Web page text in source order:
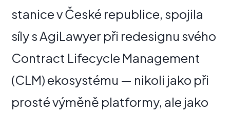
stanice v České republice, spojila
síly s AgiLawyer při redesignu svého
Contract Lifecycle Management
(CLM) ekosystému — nikoli jako při
prosté výměně platformy, ale jako